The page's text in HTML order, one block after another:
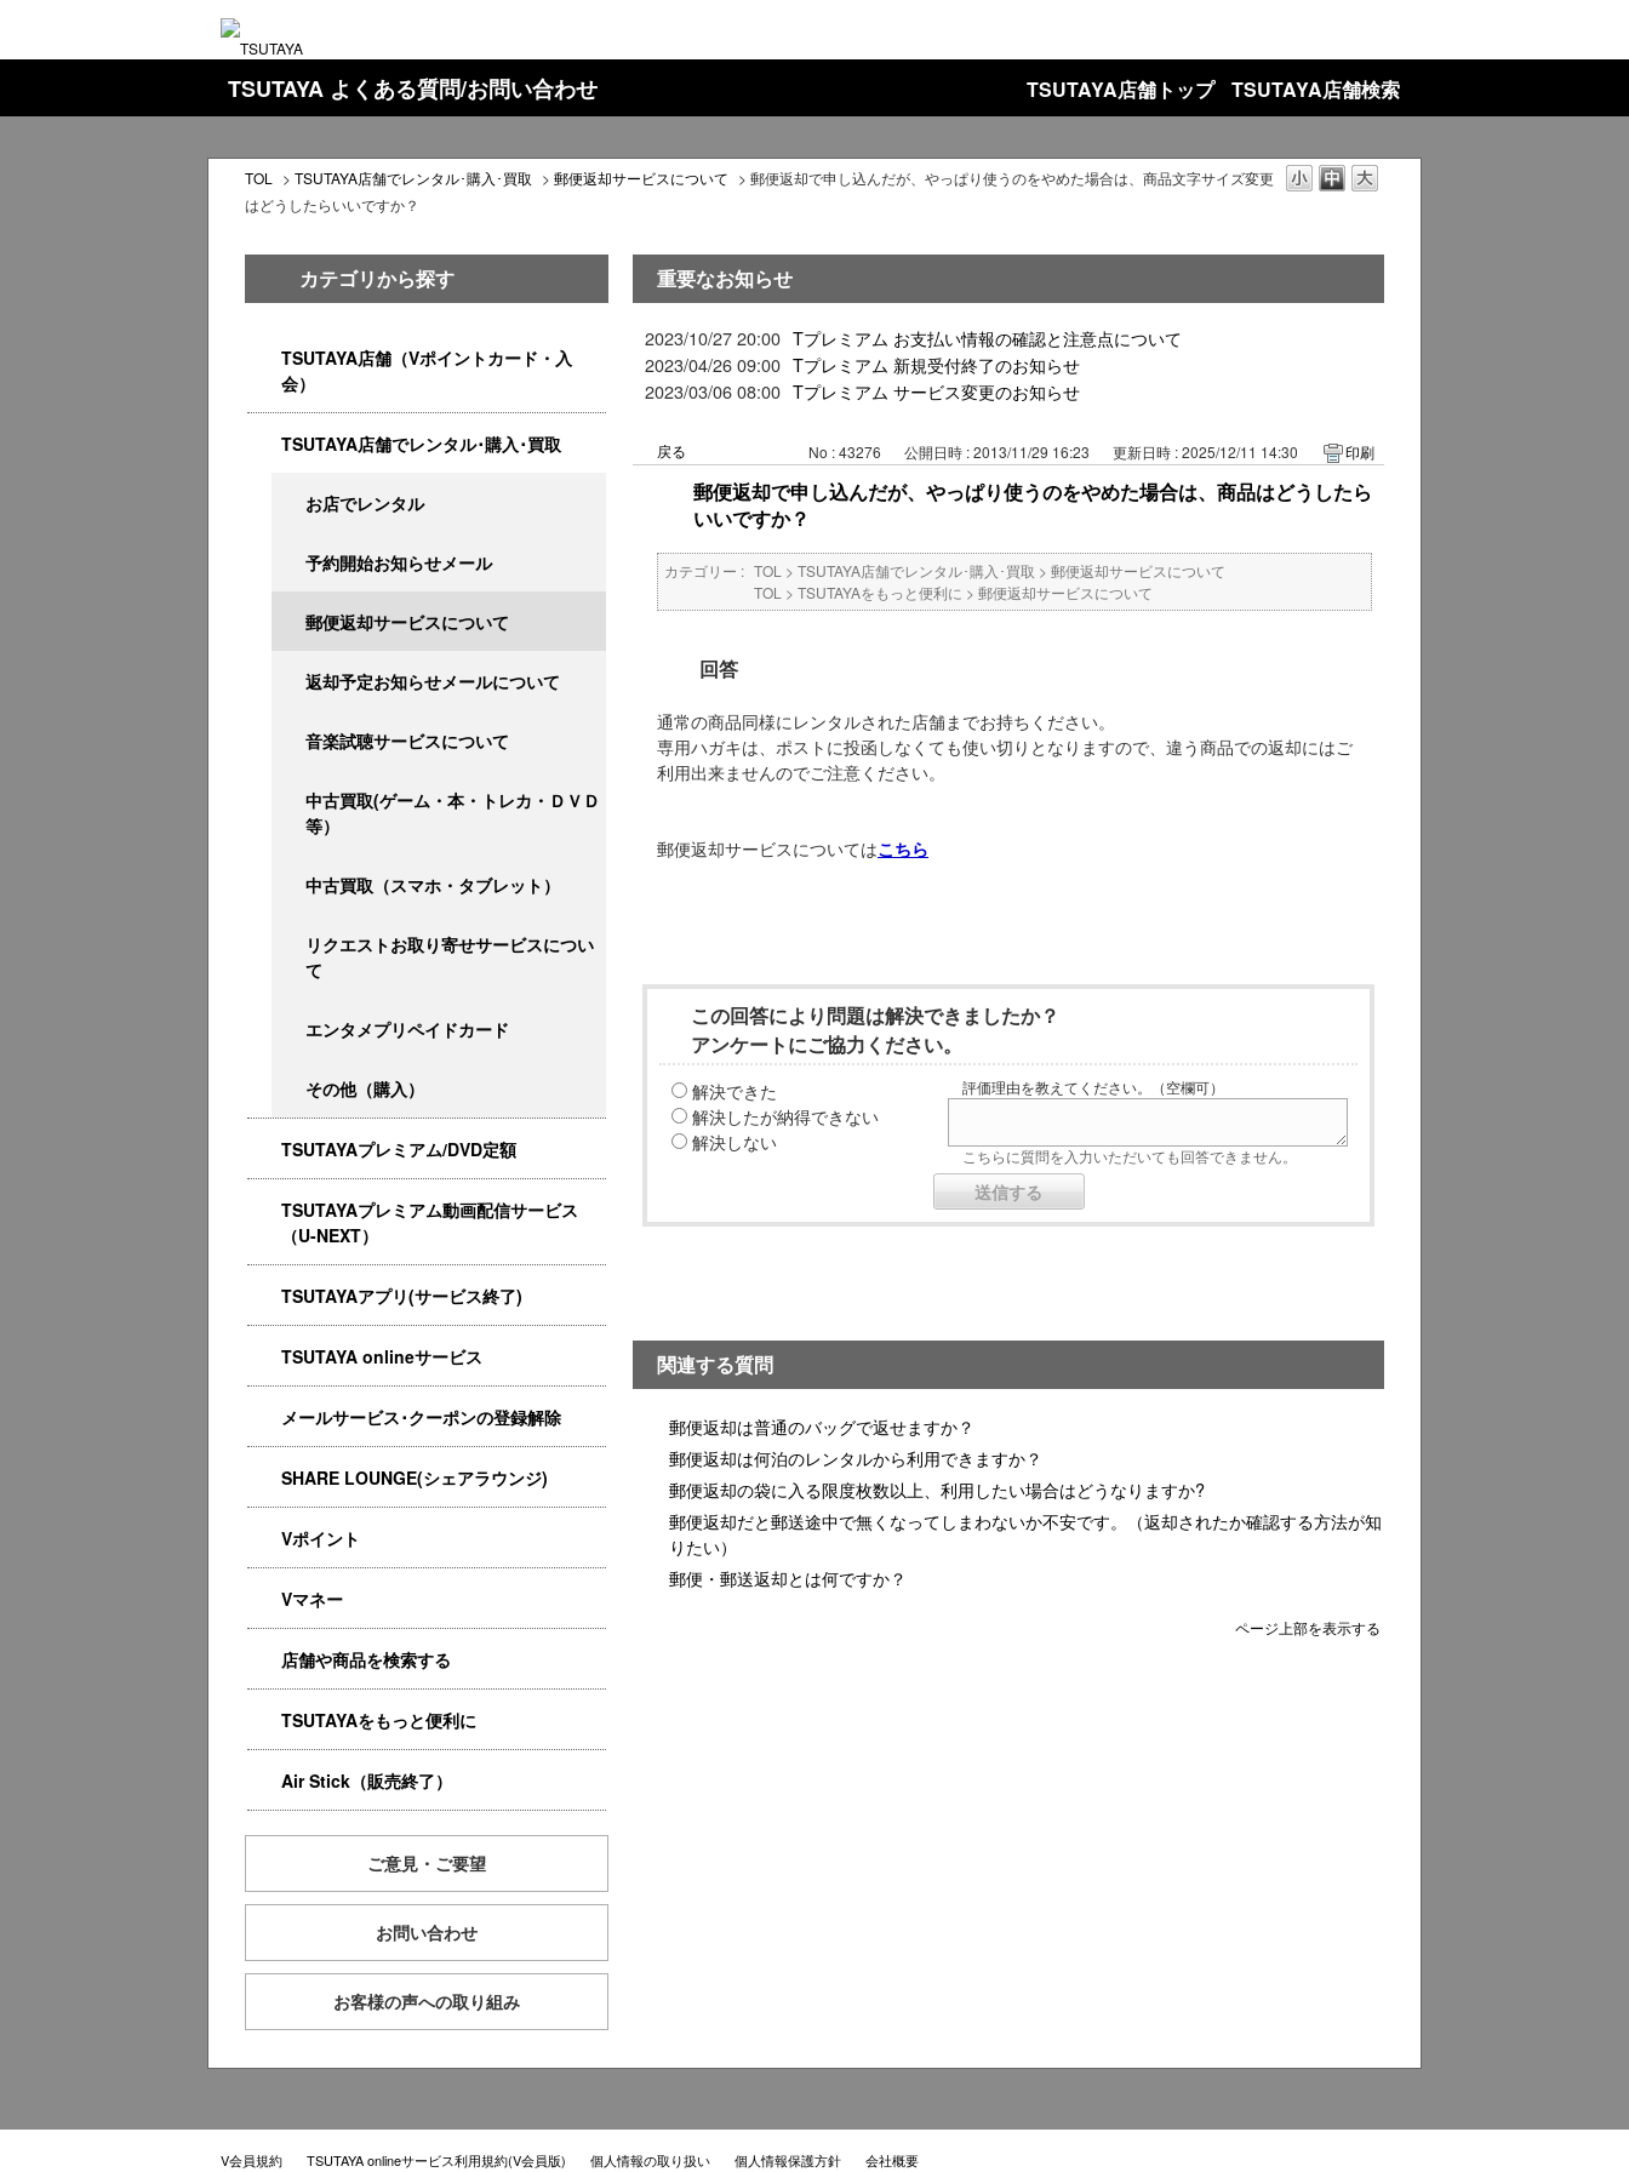
TSUTAYA よくある質問/お問い合わせ TSUTAYA店舗トップ TSUTAYA店舗検索
文字サイズ変更
TOL > TSUTAYA店舗でレンタル･購入･買取 > 郵便返却サービスについて > 郵便返却で申し込んだが、やっぱり使うのをやめた場合は、商品
はどうしたらいいですか？
カテゴリから探す
TSUTAYA店舗（Vポイントカード・入
会）
TSUTAYA店舗でレンタル･購入･買取
お店でレンタル
予約開始お知らせメール
郵便返却サービスについて
返却予定お知らせメールについて
音楽試聴サービスについて
中古買取(ゲーム・本・トレカ・ＤＶＤ
等）
中古買取（スマホ・タブレット）
リクエストお取り寄せサービスについ
て
エンタメプリペイドカード
その他（購入）
TSUTAYAプレミアム/DVD定額
TSUTAYAプレミアム動画配信サービス
（U-NEXT）
TSUTAYAアプリ(サービス終了)
TSUTAYA onlineサービス
メールサービス･クーポンの登録解除
SHARE LOUNGE(シェアラウンジ)
Vポイント
Vマネー
店舗や商品を検索する
TSUTAYAをもっと便利に
Air Stick（販売終了）
ご意見・ご要望
お問い合わせ
お客様の声への取り組み
重要なお知らせ
2023/10/27 20:00 Tプレミアム お支払い情報の確認と注意点について
2023/04/26 09:00 Tプレミアム 新規受付終了のお知らせ
2023/03/06 08:00 Tプレミアム サービス変更のお知らせ
戻る No : 43276 公開日時 : 2013/11/29 16:23 更新日時 : 2025/12/11 14:30 印刷
郵便返却で申し込んだが、やっぱり使うのをやめた場合は、商品はどうしたら
いいですか？
カテゴリー : TOL > TSUTAYA店舗でレンタル･購入･買取 > 郵便返却サービスについて
TOL > TSUTAYAをもっと便利に > 郵便返却サービスについて
回答
通常の商品同様にレンタルされた店舗までお持ちください。
専用ハガキは、ポストに投函しなくても使い切りとなりますので、違う商品での返却にはご
利用出来ませんのでご注意ください。
郵便返却サービスについてはこちら
この回答により問題は解決できましたか？
アンケートにご協力ください。
解決できた
解決したが納得できない
解決しない
評価理由を教えてください。（空欄可）
こちらに質問を入力いただいても回答できません。
関連する質問
郵便返却は普通のバッグで返せますか？
郵便返却は何泊のレンタルから利用できますか？
郵便返却の袋に入る限度枚数以上、利用したい場合はどうなりますか?
郵便返却だと郵送途中で無くなってしまわないか不安です。（返却されたか確認する方法が知
りたい）
郵便・郵送返却とは何ですか？
ページ上部を表示する
V会員規約 TSUTAYA onlineサービス利用規約(V会員版) 個人情報の取り扱い 個人情報保護方針 会社概要